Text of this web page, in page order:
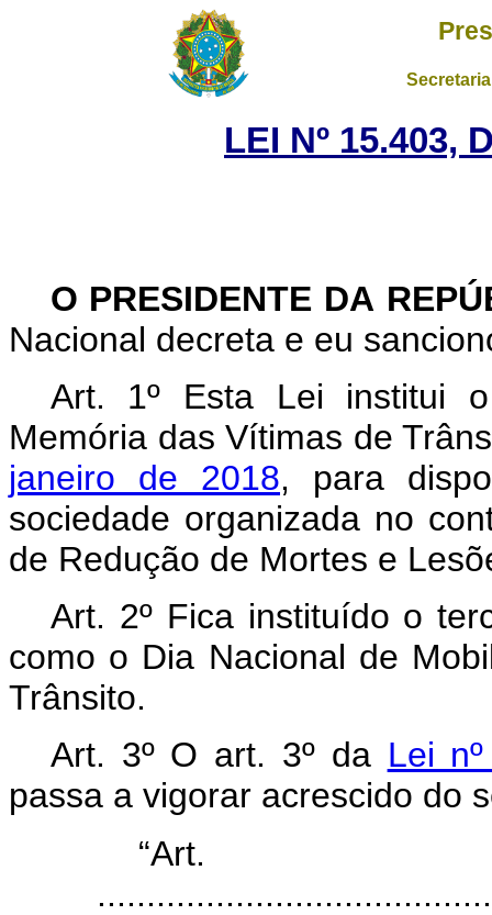
LEI Nº 15.403,
O PRESIDENTE DA
Nacional decreta e eu
Art. 1º Esta Lei institui
Memória das Vítimas de
janeiro de 2018, para
sociedade organizada no
de Redução de Mortes e
Art. 2º Fica instituído o
como o Dia Nacional de
Trânsito.
Art. 3º O art. 3º da Lei
passa a vigorar acrescido do